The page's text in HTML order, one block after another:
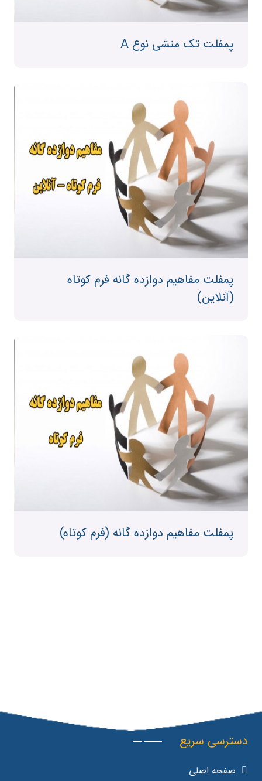
پمفلت تک منشی نوع A
پمفلت مفاهیم دوازده گانه فرم کوتاه
(آنلاین)
پمفلت مفاهیم دوازده گانه (فرم کوتاه)
دسترسی سریع
صفحه اصلی